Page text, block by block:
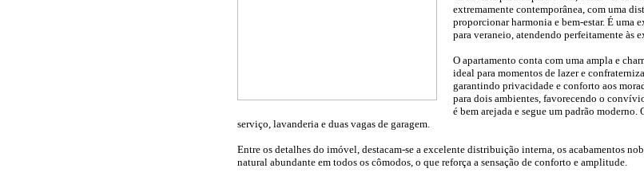
extremamente contemporânea, com uma
proporcionar harmonia e bem-estar. É uma
para veraneio, atendendo perfeitamente às
O apartamento conta com uma ampla e
ideal para momentos de lazer e
garantindo privacidade e conforto aos
para dois ambientes, favorecendo o
é bem arejada e segue um padrão
serviço, lavanderia e duas vagas de garagem.
Entre os detalhes do imóvel, destacam-se a excelente distribuição interna, os acabamentos
natural abundante em todos os cômodos, o que reforça a sensação de conforto e amplitude.